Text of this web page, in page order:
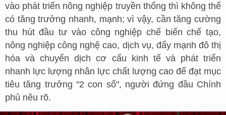
vào phát triển nông nghiệp truyền thống thì không thể
có tăng trưởng nhanh, mạnh; vì vậy, cần tăng cường
thu hút đầu tư vào công nghiệp chế biến chế tạo,
nông nghiệp công nghệ cao, dịch vụ, đẩy mạnh đô thị
hóa và chuyển dịch cơ cấu kinh tế và phát triển
nhanh lực lượng nhân lực chất lượng cao để đạt mục
tiêu tăng trưởng "2 con số", người đứng đầu Chính
phủ nêu rõ.